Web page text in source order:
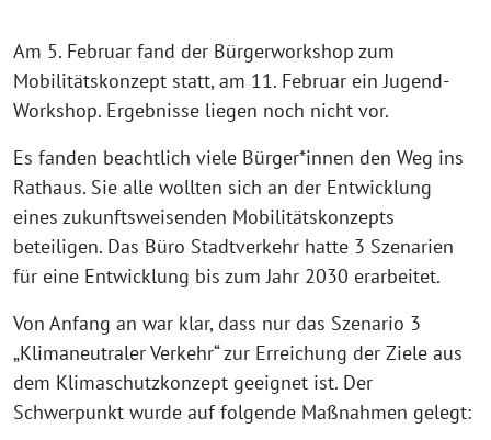
Am 5. Februar fand der Bürgerworkshop zum
Mobilitätskonzept statt, am 11. Februar ein Jugend-
Workshop. Ergebnisse liegen noch nicht vor.
Es fanden beachtlich viele Bürger*innen den Weg ins
Rathaus. Sie alle wollten sich an der Entwicklung
eines zukunftsweisenden Mobilitätskonzepts
beteiligen. Das Büro Stadtverkehr hatte 3 Szenarien
für eine Entwicklung bis zum Jahr 2030 erarbeitet.
Von Anfang an war klar, dass nur das Szenario 3
„Klimaneutraler Verkehr“ zur Erreichung der Ziele aus
dem Klimaschutzkonzept geeignet ist. Der
Schwerpunkt wurde auf folgende Maßnahmen gelegt: